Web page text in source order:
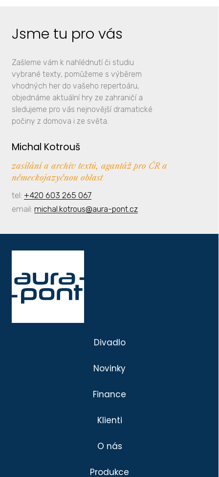
Jsme tu pro vás
Zašleme vám k nahlédnutí či studiu
vybrané texty, pomůžeme s výběrem
vhodných her do vašeho repertoáru,
objednáme aktuální hry ze zahraničí a
sledujeme pro vás nejnovější dramatické
počiny z domova i ze světa.
Michal Kotrouš
zasílání a archiv textů, agantáž pro ČR a
německojazyčnou oblast
tel: +420 603 265 067
email: michal.kotrous@aura-pont.cz
Divadlo
Novinky
Finance
Klienti
O nás
Produkce